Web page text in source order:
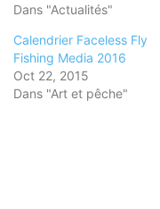
Dans "Actualités"
Calendrier Faceless Fly
Fishing Media 2016
Oct 22, 2015
Dans "Art et pêche"